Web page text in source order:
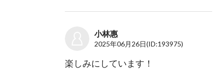
小林惠
2025年06月26日(ID:193975)
楽しみにしています！